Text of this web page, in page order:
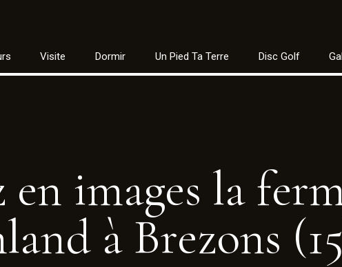
Visite Dormir Un Pied Ta Terre Disc Golf
en images la
à Brezons